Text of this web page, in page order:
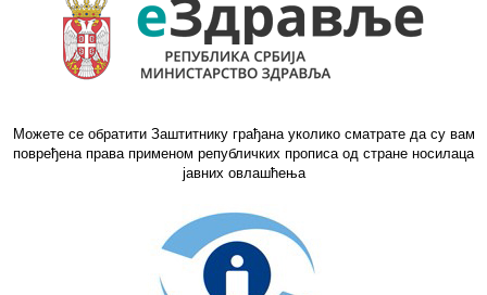
Можете се обратити Заштитнику грађана уколико сматрате да су вам
повређена права применом републичких прописа од стране носилаца
јавних овлашћења